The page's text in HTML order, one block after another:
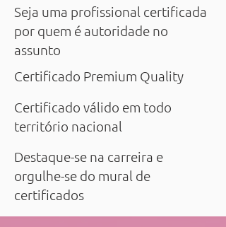
Seja uma profissional certificada
por quem é autoridade no
assunto
Certificado Premium Quality
Certificado válido em todo
território nacional
Destaque-se na carreira e
orgulhe-se do mural de
certificados